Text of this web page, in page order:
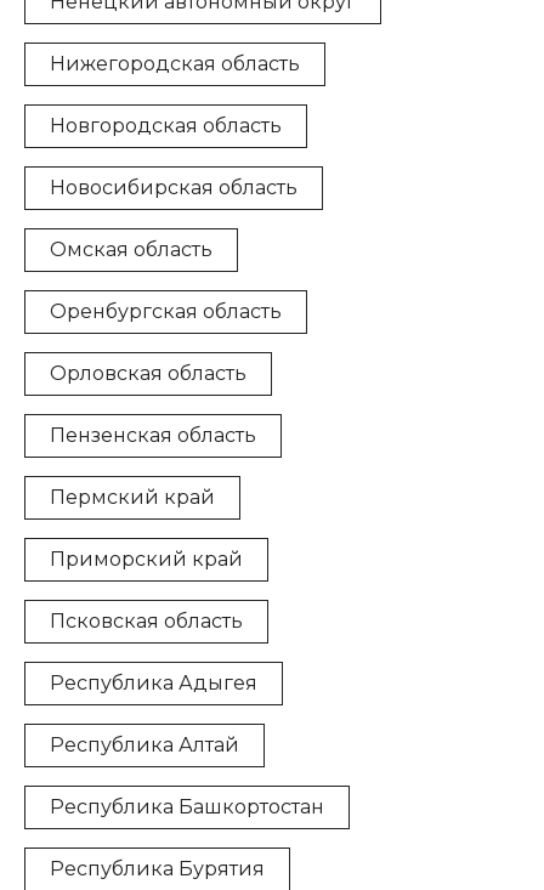
Нижегородская область
Новгородская область
Новосибирская область
Омская область
Оренбургская область
Орловская область
Пензенская область
Пермский край
Приморский край
Псковская область
Республика Адыгея
Республика Алтай
Республика Башкортостан
Республика Бурятия